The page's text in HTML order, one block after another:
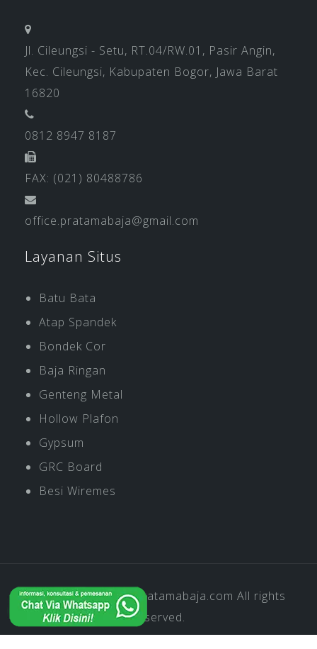
Jl. Cileungsi - Setu, RT.04/RW.01, Pasir Angin,
Kec. Cileungsi, Kabupaten Bogor, Jawa Barat
16820
0812 8947 8187
FAX: (021) 80488786
office.pratamabaja@gmail.com
Layanan Situs
Batu Bata
Atap Spandek
Bondek Cor
Baja Ringan
Genteng Metal
Hollow Plafon
Gypsum
GRC Board
Besi Wiremes
Copyright © 2019Pratamabaja.com All rights
reserved.